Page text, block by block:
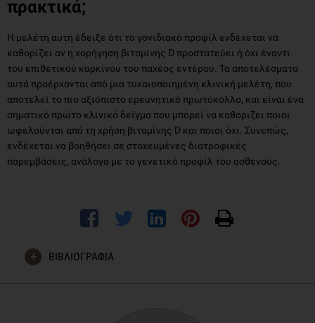
πρακτικά;
Η μελέτη αυτή έδειξε ότι το γονιδιακό προφίλ ενδέχεται να
καθορίζει αν η χορήγηση βιταμίνης D προστατεύει ή όχι έναντι
του επιθετικού καρκίνου του παχέος εντέρου. Τα αποτελέσματα
αυτά προέρχονται από μια τυχαιοποιημένη κλινική μελέτη, που
αποτελεί το πιο αξιόπιστο ερευνητικό πρωτόκολλο, και είναι ένα
σηματικό πρώτο κλινικό δείγμα που μπορεί να καθοριζει ποιοι
ωφελούνται από τη χρήση βιταμίνης D και ποιοι όχι. Συνεπώς,
ενδέχεται να βοηθήσει σε στοχευμένες διατροφικές
παρεμβάσεις, ανάλογα με το γενετικό προφίλ του ασθενούς.
ΒΙΒΛΙΟΓΡΑΦΙΑ